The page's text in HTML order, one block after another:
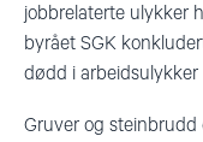
jobbrelaterte ulykker
byrået SGK
dødd i
Gruver og steinbrudd